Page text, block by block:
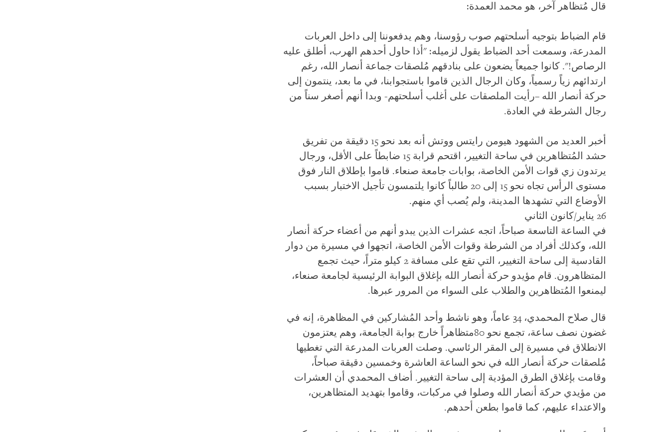
قال مُتظاهر آخر، هو محمد العمدة:
قام الضباط بتوجيه أسلحتهم صوب رؤوسنا، وهم يدفعوننا إلى داخل العربات
المدرعة، وسمعت أحد الضباط يقول لزميله: "أذا حاول أحدهم الهرب، أطلق عليه
الرصاص!". كانوا جميعاً يضعون على بنادقهم مُلصقات جماعة أنصار الله، رغم
ارتدائهم زياً رسمياً، وكان الرجال الذين قاموا باستجوابنا، في ما بعد، ينتمون إلى
حركة أنصار الله –رأيت الملصقات على أغلب أسلحتهم- وبدا أنهم أصغر سناً من
رجال الشرطة في العادة.
أخبر العديد من الشهود هيومن رايتس ووتش أنه بعد نحو 15 دقيقة من تفريق
حشد المُتظاهرين في ساحة التغيير، اقتحم قرابة 15 ضابطاً على الأقل، ورجال
يرتدون زي قوات الأمن الخاصة، بوابات جامعة صنعاء. قاموا بإطلاق النار فوق
مستوى الرأس تجاه نحو 15 إلى 20 طالباً كانوا يلتمسون تأجيل الاختبار بسبب
الأوضاع التي تشهدها المدينة، ولم يُصب أي منهم.
26 يناير/كانون الثاني
في الساعة التاسعة صباحاً، اتجه عشرات الذين يبدو أنهم من أعضاء حركة أنصار
الله، وكذلك أفراد من الشرطة وقوات الأمن الخاصة، اتجهوا في مسيرة من دوار
القادسية إلى ساحة التغيير، التي تقع على مسافة 2 كيلو متراً، حيث تجمع
المتظاهرون. قام مؤيدو حركة أنصار الله بإغلاق البوابة الرئيسية لجامعة صنعاء،
ليمنعوا المُتظاهرين والطلاب على السواء من المرور عبرها.
قال صلاح المحمدي، 34 عاماً، وهو ناشط وأحد المُشاركين في المظاهرة، إنه في
غضون نصف ساعة، تجمع نحو 80متظاهراً خارج بوابة الجامعة، وهم يعتزمون
الانطلاق في مسيرة إلى المقر الرئاسي. وصلت العربات المدرعة التي تغطيها
مُلصقات حركة أنصار الله في نحو الساعة العاشرة وخمسين دقيقة صباحاً،
وقامت بإغلاق الطرق المؤدية إلى ساحة التغيير. أضاف المحمدي أن العشرات
من مؤيدي حركة أنصار الله وصلوا في مركبات، وقاموا بتهديد المتظاهرين،
والاعتداء عليهم، كما قاموا بطعن أحدهم.